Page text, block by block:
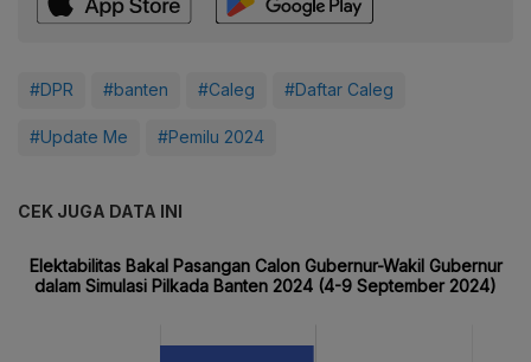
#DPR #banten #Caleg #Daftar Caleg
#Update Me #Pemilu 2024
CEK JUGA DATA INI